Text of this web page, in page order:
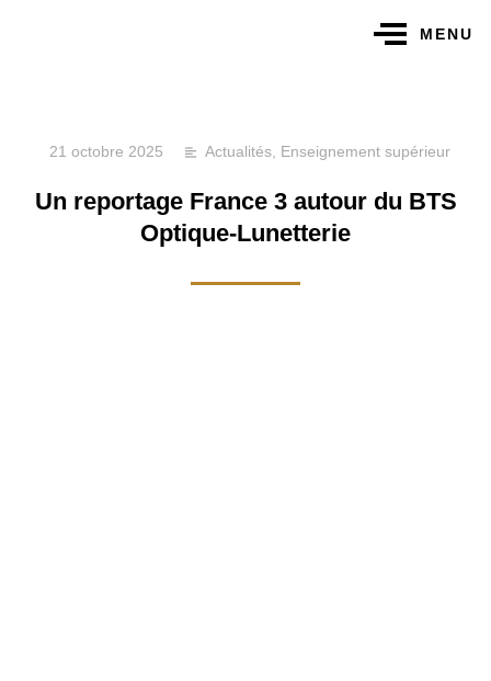
MENU
21 octobre 2025 Actualités Enseignement supérieur
Un reportage France 3 autour du BTS
Optique-Lunetterie